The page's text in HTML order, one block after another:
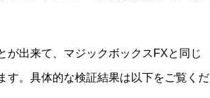
が出来て、マジックボックスFXと同じ
す。具体的な検証結果は以下をご覧くだ